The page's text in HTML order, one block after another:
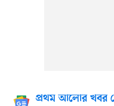
প্রথম আলোর খবর